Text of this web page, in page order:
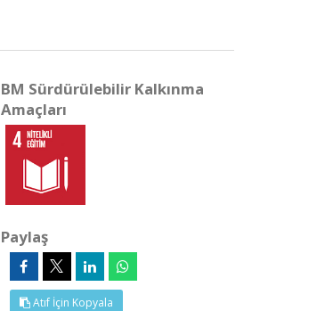
BM Sürdürülebilir Kalkınma
Amaçları
Paylaş
Atıf İçin Kopyala